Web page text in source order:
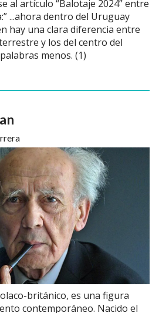
al artículo “Balotaje 2024” entre
...ahora dentro del Uruguay
hay una clara diferencia entre
y los del centro del
menos. (1)
británico, es una figura
contemporáneo. Nacido el